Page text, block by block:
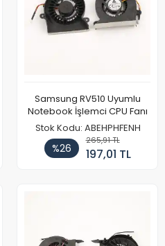
Samsung RV510 Uyumlu
Notebook İşlemci CPU Fanı
Stok Kodu: ABEHPHFENH
%26
265,91 TL
197,01 TL